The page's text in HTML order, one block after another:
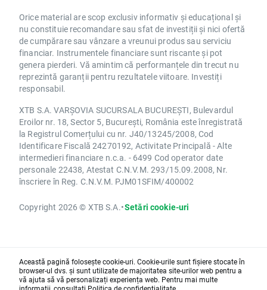
Orice material are scop exclusiv informativ și educațional și
nu constituie recomandare sau sfat de investiții și nici ofertă
de cumpărare sau vânzare a vreunui produs sau serviciu
financiar. Instrumentele financiare sunt riscante și pot
genera pierderi. Vă amintim că performanțele din trecut nu
reprezintă garanții pentru rezultatele viitoare. Investiți
responsabil.
XTB S.A. VARȘOVIA SUCURSALA BUCUREȘTI, Bulevardul
Eroilor nr. 18, Sector 5, București, România este înregistrată
la Registrul Comerțului cu nr. J40/13245/2008, Cod
Identificare Fiscală 24270192, Activitate Principală - Alte
intermedieri financiare n.c.a. - 6499 Cod operator date
personale 22438, Atestat C.N.V.M. 293/15.09.2008, Nr.
înscriere în Reg. C.N.V.M. PJM01SFIM/400002
Copyright 2026 © XTB S.A.•Setări cookie-uri
Această pagină folosește cookie-uri. Cookie-urile sunt fișiere stocate în
browser-ul dvs. și sunt utilizate de majoritatea site-urilor web pentru a
vă ajuta să vă personalizați experiența web. Pentru mai multe